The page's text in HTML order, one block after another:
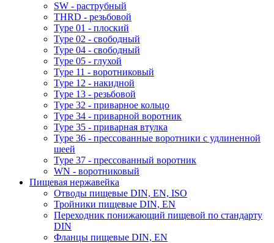
SW - раструбный
THRD - резьбовой
Type 01 - плоский
Type 02 - свободный
Type 04 - свободный
Type 05 - глухой
Type 11 - воротниковый
Type 12 - накидной
Type 13 - резьбовой
Type 32 - приварное кольцо
Type 34 - приварной воротник
Type 35 - приварная втулка
Type 36 - прессованные воротники с удлиненной
шеей
Type 37 - прессованный воротник
WN - воротниковый
Пищевая нержавейка
Отводы пищевые DIN, EN, ISO
Тройники пищевые DIN, EN
Переходник понижающий пищевой по стандарту
DIN
Фланцы пищевые DIN, EN